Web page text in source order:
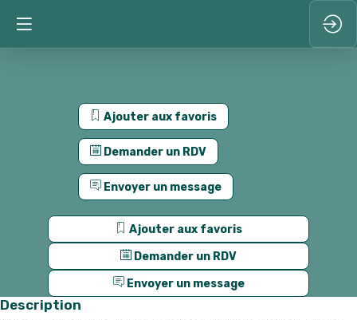
Ajouter aux favoris
Demander un RDV
Envoyer un message
Ajouter aux favoris
Demander un RDV
Envoyer un message
Description